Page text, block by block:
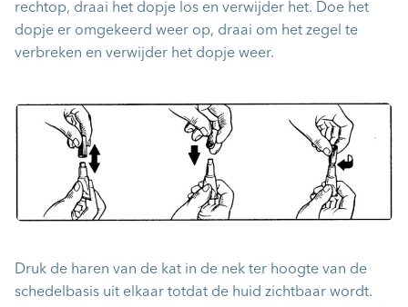
rechtop, draai het dopje los en verwijder het. Doe het
dopje er omgekeerd weer op, draai om het zegel te
verbreken en verwijder het dopje weer.
Druk de haren van de kat in de nek ter hoogte van de
schedelbasis uit elkaar totdat de huid zichtbaar wordt.